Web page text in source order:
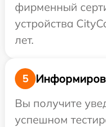
фирменный
устройства
лет.
5
Вы получите
успешном